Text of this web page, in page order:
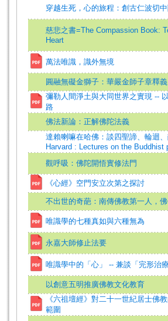
穿越生死，心的旅程：創古仁波切
慈悲之書=The Compassion Book:
Heart
萬法唯識，識外無境
圓融無礙金獅子：華嚴金師子章釋義
彌勒人間淨土與大同世界之實現 --
路
佛法新論：正解佛陀法義
達賴喇嘛在哈佛：談四聖諦、輪迴
Harvard : Lectures on the Buddhist
觀呼吸：佛陀開悟實修法門
《心經》空門安立次第之探討
不出世的奇葩：南傳佛教第一人，
唯識學的七種真如與六種無為
永嘉大師修止法要
唯識學中的「心」 -- 兼談「完形治療
以創意五明推廣佛教文化教育
《六祖壇經》對二十一世紀居士佛
範圍